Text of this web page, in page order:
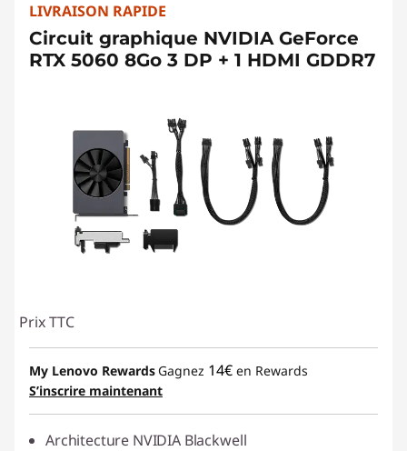
LIVRAISON RAPIDE
Circuit graphique NVIDIA GeForce
RTX 5060 8Go 3 DP + 1 HDMI GDDR7
Prix TTC
My Lenovo Rewards Gagnez 14€ en Rewards
S’inscrire maintenant
Architecture NVIDIA Blackwell